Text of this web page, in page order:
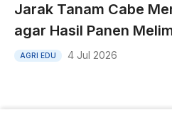
Jarak Tanam Cabe
agar Hasil Panen
AGRI EDU 4 Jul 2026